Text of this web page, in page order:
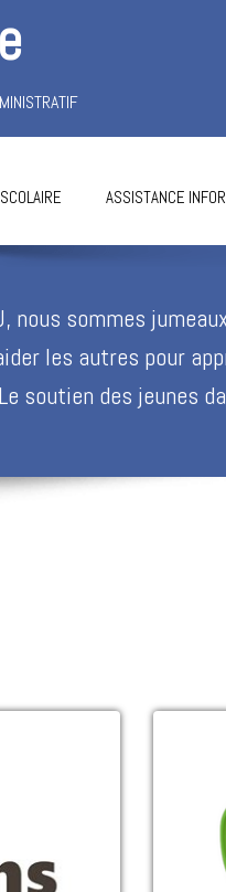
ASSISTANCE
nous sommes
les autres pour
soutien des jeunes